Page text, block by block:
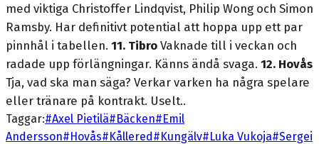
med viktiga Christoffer Lindqvist, Philip Wong och Simon
Ramsby. Har definitivt potential att hoppa upp ett par
pinnhål i tabellen. 11. Tibro Vaknade till i veckan och
radade upp förlängningar. Känns ändå svaga. 12. Hovås
Tja, vad ska man säga? Verkar varken ha några spelare
eller tränare på kontrakt. Uselt..
Taggar:#Axel Pietilä#Bäcken#Emil
Andersson#Hovås#Kållered#Kungälv#Luka Vukoja#Sergei